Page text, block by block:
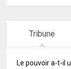
Tribune
Le pouvoir a-t-il